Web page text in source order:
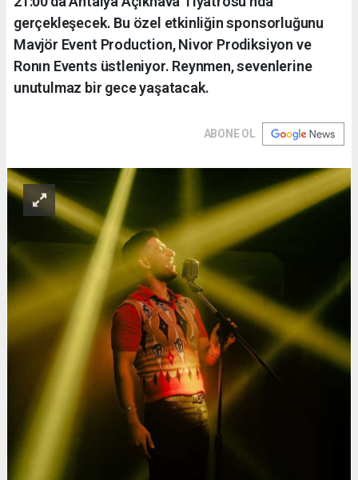
gerçekleşecek. Bu özel etkinliğin sponsorluğunu
Mavjör Event Production, Nivor Prodiksiyon ve
Ronın Events üstleniyor. Reynmen, sevenlerine
unutulmaz bir gece yaşatacak.
ABONE OL